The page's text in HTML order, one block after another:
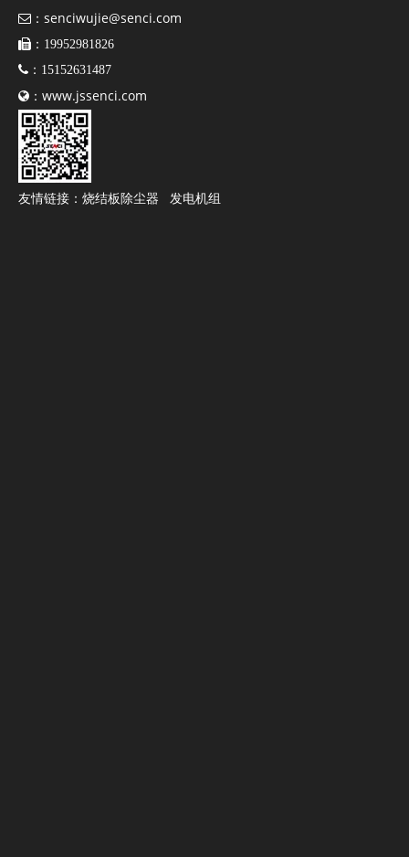
 ： senciwujie@senci.com
 ：19952981826
 ：15152631487
 ： www.jssenci.com
友情链接： 烧结板除尘器 发电机组